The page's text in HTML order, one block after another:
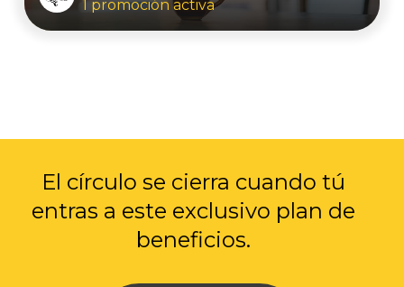
1 promoción activa
El círculo se cierra cuando tú
entras a este exclusivo plan de
beneficios.